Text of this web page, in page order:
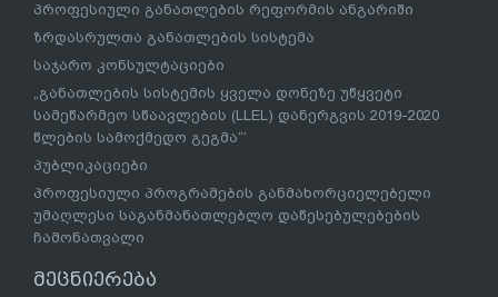
პროფესიული განათლების რეფორმის ანგარიში
ზრდასრულთა განათლების სისტემა
საჯარო კონსულტაციები
„განათლების სისტემის ყველა დონეზე უწყვეტი
სამეწარმეო სწაავლების (LLEL) დანერგვის 2019-2020
წლების სამოქმედო გეგმა“’
პუბლიკაციები
პროფესიული პროგრამების განმახორციელებელი
უმაღლესი საგანმანათლებლო დაწესებულებების
ჩამონათვალი
მეცნიერება